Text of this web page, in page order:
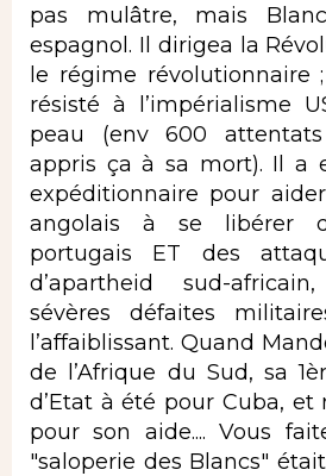
pas mulâtre, mais
espagnol. Il dirigea la
le régime révolutionnaire
résisté à l’impérialisme
peau (env 600
appris ça à sa mort). Il a
expéditionnaire pour
angolais à se libérer
portugais ET des
d’apartheid sud-
sévères défaites
l’affaiblissant. Quand
de l’Afrique du Sud, sa
d’Etat à été pour Cuba, et
pour son aide.... Vous
"saloperie des Blancs"